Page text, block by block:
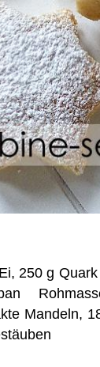
250 g
Mandeln,